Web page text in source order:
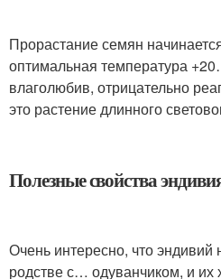
Прорастание семян
оптимальная температура
влаголюбив, отрицательно
это растение длинного
Полезные свойства
Очень интересно, что эндивий
родстве с… одуванчиком, и их